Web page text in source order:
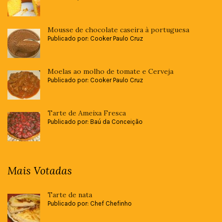
Mousse de chocolate caseira à portuguesa
Publicado por: Cooker Paulo Cruz
Moelas ao molho de tomate e Cerveja
Publicado por: Cooker Paulo Cruz
Tarte de Ameixa Fresca
Publicado por: Baú da Conceição
Mais Votadas
Tarte de nata
Publicado por: Chef Chefinho